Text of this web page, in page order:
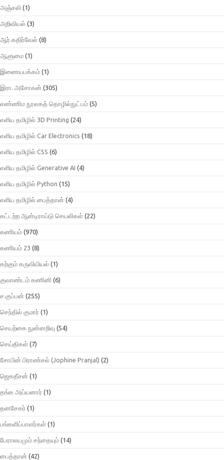
அஞ்சலி (1)
அறிவியல் (3)
ஆர்.கதிர்வேல் (8)
ஆளுமை (1)
இணையபக்கம் (1)
இரா. அசோகன் (305)
எண்ணிம நூலகத் தொழில்நுட்பம் (5)
எளிய தமிழில் 3D Printing (24)
எளிய தமிழில் Car Electronics (18)
எளிய தமிழில் CSS (6)
எளிய தமிழில் Generative AI (4)
எளிய தமிழில் Python (15)
எளிய தமிழில் பைத்தான் (4)
கட்டற்ற ஆன்டிராய்டு செயலிகள் (22)
கணியம் (970)
கணியம் 23 (8)
கற்கும் கருவியியல் (1)
குவாண்டம் கணினி (6)
ச.குப்பன் (255)
செந்தில் குமார் (1)
செயற்கை நுன்னறிவு (54)
செய்திகள் (7)
சோபின் பிராண்சல் (Jophine Pranjal) (2)
ஜெகதீசன் (1)
தங்க அய்யனார் (1)
தனசேகர் (1)
பங்களிப்பாளர்கள் (1)
பேராலயமும் சந்தையும் (14)
பைத்தான் (42)